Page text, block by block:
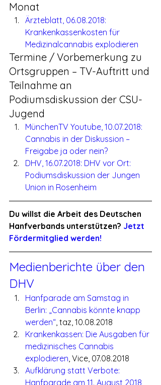
Monat
Ärzteblatt, 06.08.2018:
Krankenkassenkosten für
Medizinalcannabis explodieren
Termine / Vorbemerkung zu
Ortsgruppen – TV-Auftritt und
Teilnahme an
Podiumsdiskussion der CSU-
Jugend
MünchenTV Youtube, 10.07.2018:
Cannabis in der Diskussion –
Freigabe ja oder nein?
DHV, 16.07.2018: DHV vor Ort:
Podiumsdiskussion der Jungen
Union in Rosenheim
Du willst die Arbeit des Deutschen
Hanfverbands unterstützen? Jetzt
Fördermitglied werden!
Medienberichte über den
DHV
Hanfparade am Samstag in
Berlin: „Cannabis könnte knapp
werden“, taz, 10.08.2018
Krankenkassen: Die Ausgaben für
medizinisches Cannabis
explodieren, Vice, 07.08.2018
Aufklärung statt Verbote:
Hanfparade am 11. August 2018